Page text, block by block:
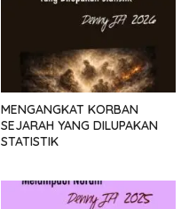
MENGANGKAT KORBAN
SEJARAH YANG DILUPAKAN
STATISTIK